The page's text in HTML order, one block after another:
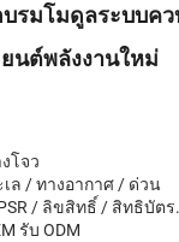
รมโมดูลระบบค
ยนต์พลังงานใหม่
โจว
ล / ทางอากาศ / ด่วน
/ ลิขสิทธิ์ / สิทธิบัตร
รับ ODM